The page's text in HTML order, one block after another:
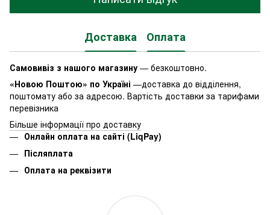
Доставка Оплата
Самовивіз з нашого магазину — безкоштовно.
«Новою Поштою» по Україні —доставка до відділення,
поштомату або за адресою. Вартість доставки за тарифами
перевізника
Більше інформації про доставку
Онлайн оплата на сайті (LiqPay)
Післяплата
Оплата на реквізити